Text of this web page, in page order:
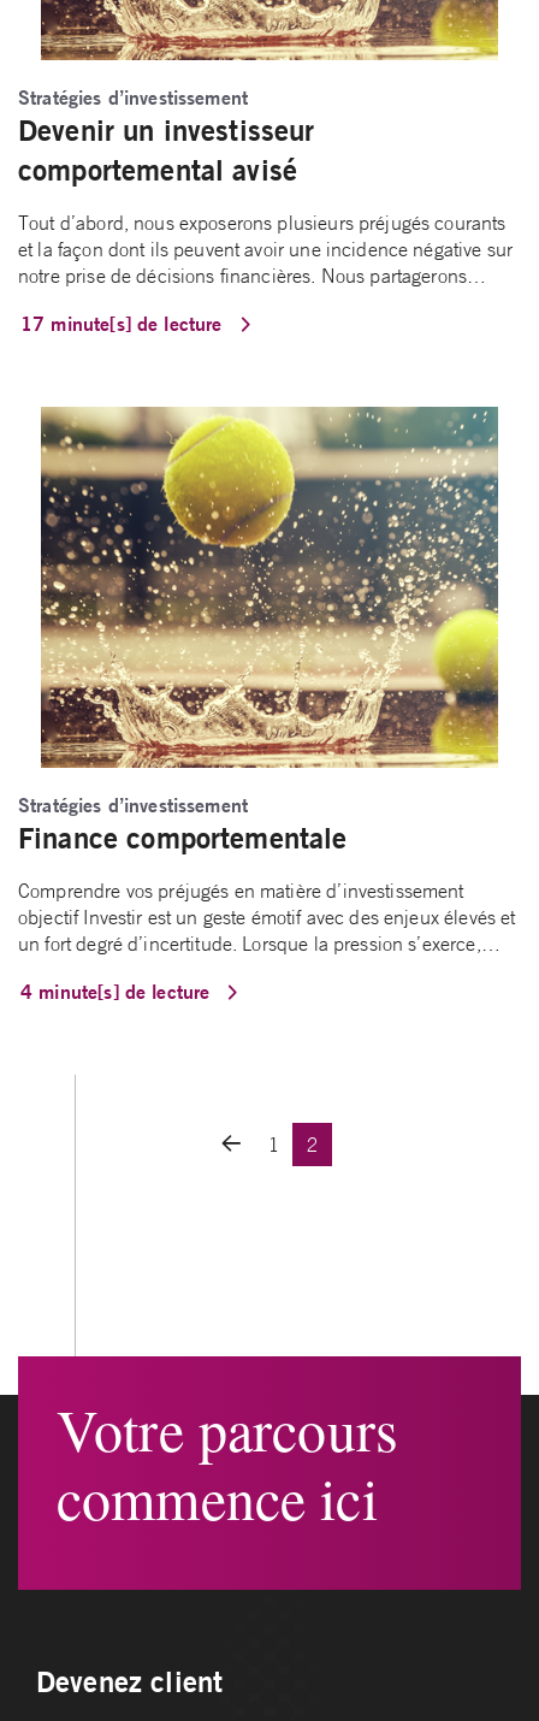
Stratégies d’investissement
Devenir un investisseur
comportemental avisé
Tout d’abord, nous exposerons plusieurs préjugés courants
et la façon dont ils peuvent avoir une incidence négative sur
notre prise de décisions financières. Nous partagerons…
17 minute[s] de lecture
Stratégies d’investissement
Finance comportementale
Comprendre vos préjugés en matière d’investissement
objectif Investir est un geste émotif avec des enjeux élevés et
un fort degré d’incertitude. Lorsque la pression s’exerce,…
4 minute[s] de lecture
Posts navigation 1 2
Votre parcours
commence ici
Devenez client